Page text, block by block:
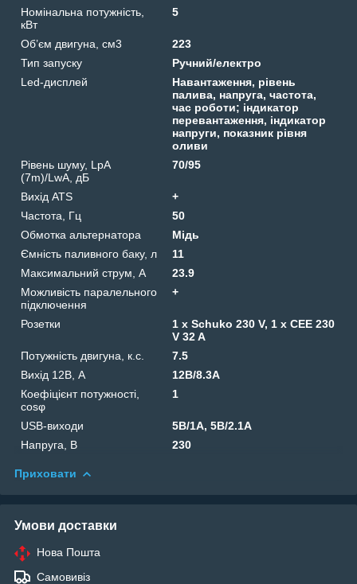
Номінальна потужність,
кВт
5
Об’єм двигуна, см3
223
Тип запуску
Ручний/електро
Led-дисплей
Навантаження, рівень
палива, напруга, частота,
час роботи; індикатор
перевантаження, індикатор
напруги, показник рівня
оливи
Рівень шуму, LpA
(7m)/LwA, дБ
70/95
Вихід ATS
+
Частота, Гц
50
Обмотка альтернатора
Мідь
Ємність паливного баку, л
11
Максимальний струм, А
23.9
Можливість паралельного
підключення
+
Розетки
1 x Schuko 230 V, 1 x CEE 230
V 32 A
Потужність двигуна, к.с.
7.5
Вихід 12В, А
12В/8.3А
Коефіцієнт потужності,
cosφ
1
USB-виходи
5В/1A, 5В/2.1A
Напруга, B
230
Приховати
Умови доставки
Нова Пошта
Самовивіз